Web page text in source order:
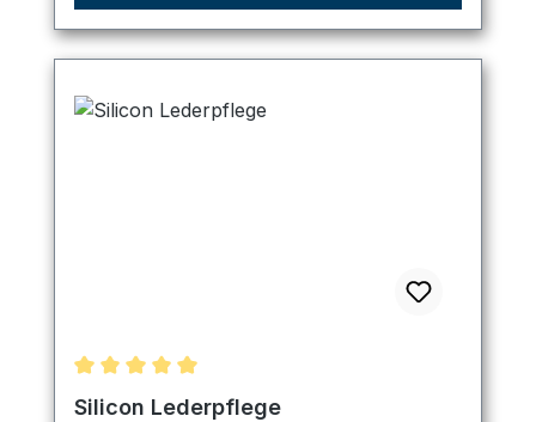
Durchschnittliche Bewertung von 5 von 5 Sternen
Silicon Lederpflege